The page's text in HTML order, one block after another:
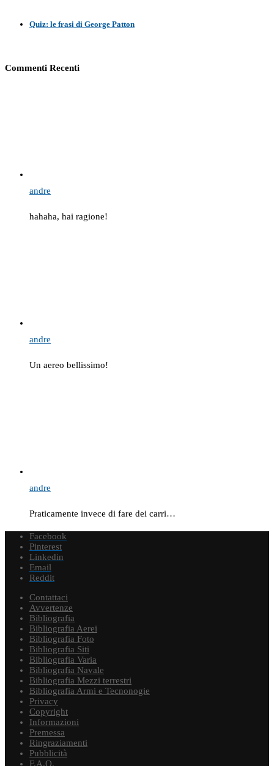
Quiz: le frasi di George Patton
Commenti Recenti
andre
hahaha, hai ragione!
andre
Un aereo bellissimo!
andre
Praticamente invece di fare dei carri…
Facebook
Pinterest
Linkedin
Email
Reddit
Contattaci
Avvertenze
Bibliografia
Bibliografia Aerei
Bibliografia Foto
Bibliografia Siti
Bibliografia Varia
Bibliografia Navale
Bibliografia Mezzi terrestri
Bibliografia Armi e Tecnonogie
Privacy
Copyright
Informazioni
Premessa
Ringraziamenti
Pubblicità
F.A.Q.